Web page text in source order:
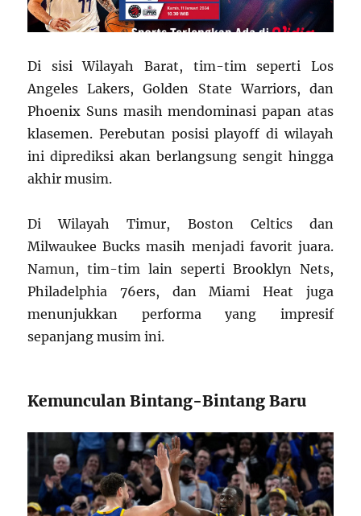
Di sisi Wilayah Barat, tim-tim seperti Los
Angeles Lakers, Golden State Warriors, dan
Phoenix Suns masih mendominasi papan atas
klasemen. Perebutan posisi playoff di wilayah
ini diprediksi akan berlangsung sengit hingga
akhir musim.
Di Wilayah Timur, Boston Celtics dan
Milwaukee Bucks masih menjadi favorit juara.
Namun, tim-tim lain seperti Brooklyn Nets,
Philadelphia 76ers, dan Miami Heat juga
menunjukkan performa yang impresif
sepanjang musim ini.
Kemunculan Bintang-Bintang Baru